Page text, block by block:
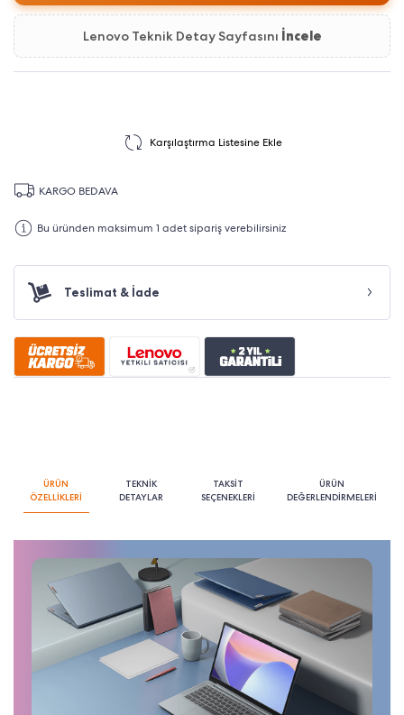
Lenovo Teknik Detay Sayfasını İncele
Karşılaştırma Listesine Ekle
KARGO BEDAVA
Bu üründen maksimum 1 adet sipariş verebilirsiniz
Teslimat & İade
ÜRÜN
ÖZELLİKLERİ
TEKNİK
DETAYLAR
TAKSİT
SEÇENEKLERİ
ÜRÜN
DEĞERLENDİRMELERİ